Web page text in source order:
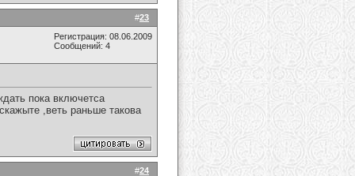
#23
Регистрация: 08.06.2009
Сообщений: 4
пока включетса
,веть раньше такова
#24